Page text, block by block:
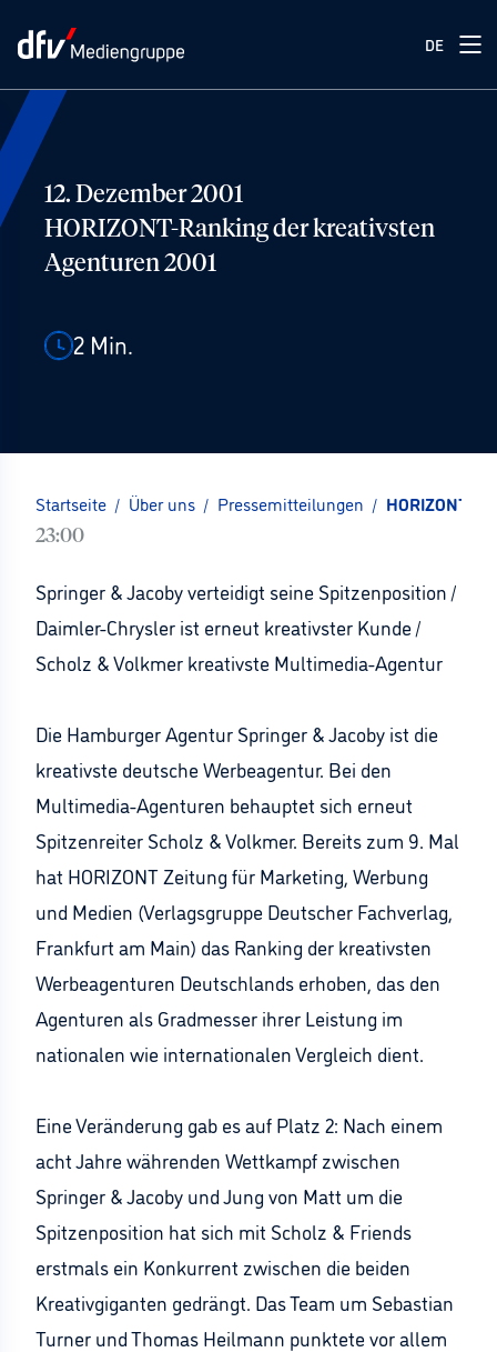
DE
12. Dezember 2001
HORIZONT-Ranking der kreativsten
Agenturen 2001
2 Min.
Startseite / Über uns / Pressemitteilungen / HORIZONT-
23:00
Springer & Jacoby verteidigt seine Spitzenposition /
Daimler-Chrysler ist erneut kreativster Kunde /
Scholz & Volkmer kreativste Multimedia-Agentur
Die Hamburger Agentur Springer & Jacoby ist die
kreativste deutsche Werbeagentur. Bei den
Multimedia-Agenturen behauptet sich erneut
Spitzenreiter Scholz & Volkmer. Bereits zum 9. Mal
hat HORIZONT Zeitung für Marketing, Werbung
und Medien (Verlagsgruppe Deutscher Fachverlag,
Frankfurt am Main) das Ranking der kreativsten
Werbeagenturen Deutschlands erhoben, das den
Agenturen als Gradmesser ihrer Leistung im
nationalen wie internationalen Vergleich dient.
Eine Veränderung gab es auf Platz 2: Nach einem
acht Jahre währenden Wettkampf zwischen
Springer & Jacoby und Jung von Matt um die
Spitzenposition hat sich mit Scholz & Friends
erstmals ein Konkurrent zwischen die beiden
Kreativgiganten gedrängt. Das Team um Sebastian
Turner und Thomas Heilmann punktete vor allem